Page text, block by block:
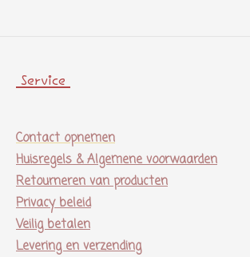
Service
Contact opnemen
Huisregels & Algemene voorwaarden
Retourneren van producten
Privacy beleid
Veilig betalen
Levering en verzending